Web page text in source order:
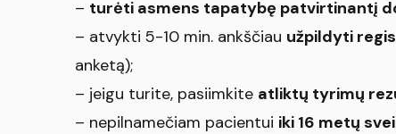
– turėti asmens tapatybę patvirtinantį
– atvykti 5-10 min. ankščiau užpildyti
anketą);
– jeigu turite, pasiimkite atliktų tyrimų
– nepilnamečiam pacientui iki 16 metų